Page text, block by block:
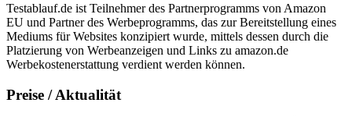
Testablauf.de ist Teilnehmer des Partnerprogramms von Amazon
EU und Partner des Werbeprogramms, das zur Bereitstellung eines
Mediums für Websites konzipiert wurde, mittels dessen durch die
Platzierung von Werbeanzeigen und Links zu amazon.de
Werbekostenerstattung verdient werden können.
Preise / Aktualität